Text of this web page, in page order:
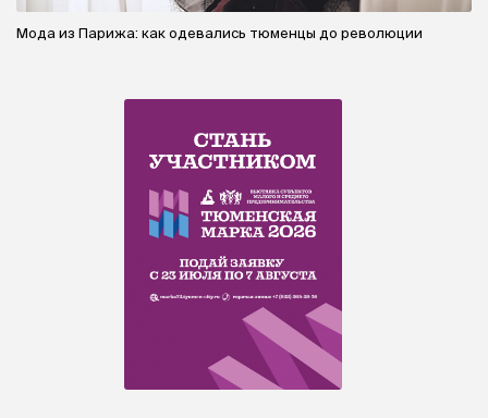
Мода из Парижа: как одевались тюменцы до революции